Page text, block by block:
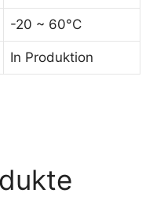
-20 ~ 60°C
In Produktion